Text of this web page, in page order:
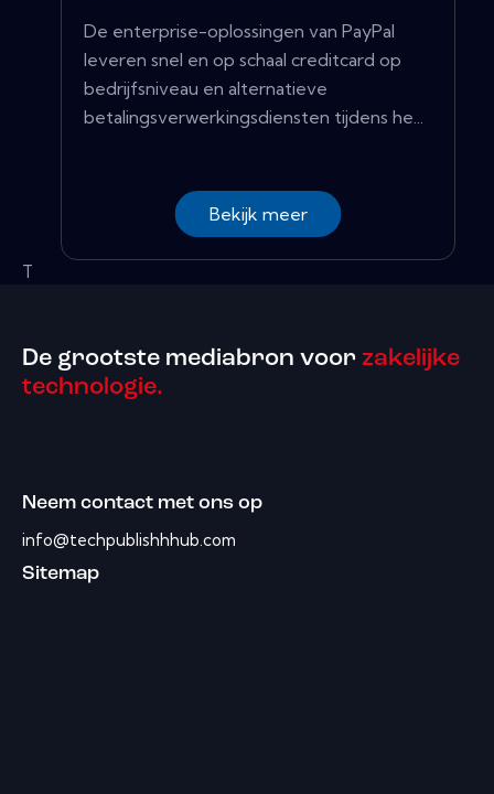
De enterprise-oplossingen van PayPal
leveren snel en op schaal creditcard op
bedrijfsniveau en alternatieve
betalingsverwerkingsdiensten tijdens he...
Bekijk meer
T
De grootste mediabron voor zakelijke
technologie.
Neem contact met ons op
info@techpublishhhub.com
Sitemap